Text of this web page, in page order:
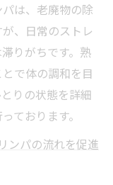
は、老廃物の除
、日常のストレ
りがちです。熟
で体の調和を目
りの状態を詳細
ております。
ンパの流れを促進